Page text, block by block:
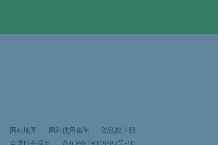
网站地图 网站使用条例
隐私权声明
全球服务据点
苏ICP备19048987号-10